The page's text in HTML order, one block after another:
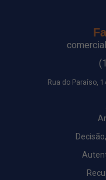
Rua do Paraíso,